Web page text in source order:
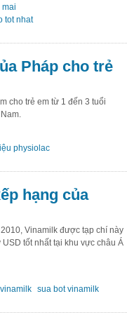
mai
tot nhat
Pháp cho trẻ
cho trẻ em từ 1 đến 3 tuổi
physiolac
hạng của
Vinamilk được tạp chí này
tốt nhất tại khu vực châu Á
sua bot vinamilk